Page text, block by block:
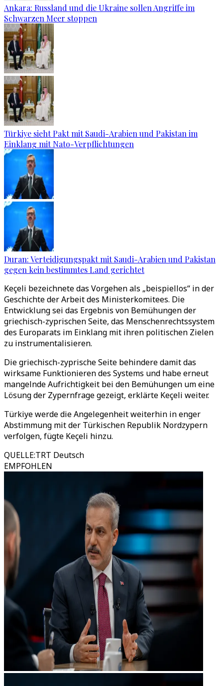
Ankara: Russland und die Ukraine sollen Angriffe im
Schwarzen Meer stoppen
Türkiye sieht Pakt mit Saudi-Arabien und Pakistan im
Einklang mit Nato-Verpflichtungen
Duran: Verteidigungspakt mit Saudi-Arabien und Pakistan
gegen kein bestimmtes Land gerichtet
Keçeli bezeichnete das Vorgehen als „beispiellos“ in der
Geschichte der Arbeit des Ministerkomitees. Die
Entwicklung sei das Ergebnis von Bemühungen der
griechisch-zyprischen Seite, das Menschenrechtssystem
des Europarats im Einklang mit ihren politischen Zielen
zu instrumentalisieren.
Die griechisch-zyprische Seite behindere damit das
wirksame Funktionieren des Systems und habe erneut
mangelnde Aufrichtigkeit bei den Bemühungen um eine
Lösung der Zypernfrage gezeigt, erklärte Keçeli weiter.
Türkiye werde die Angelegenheit weiterhin in enger
Abstimmung mit der Türkischen Republik Nordzypern
verfolgen, fügte Keçeli hinzu.
QUELLE:TRT Deutsch
EMPFOHLEN